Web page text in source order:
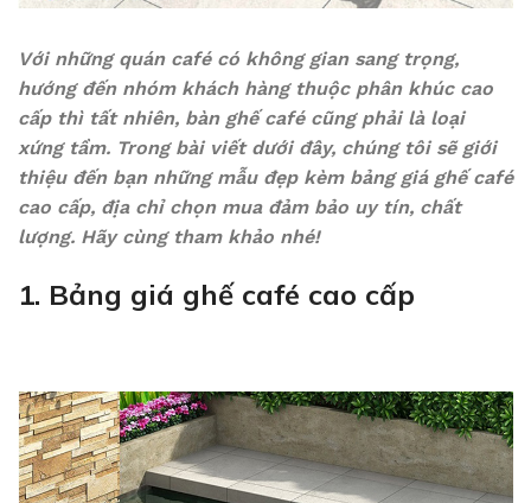
Với những quán café có không gian sang trọng,
hướng đến nhóm khách hàng thuộc phân khúc cao
cấp thì tất nhiên, bàn ghế café cũng phải là loại
xứng tầm. Trong bài viết dưới đây, chúng tôi sẽ giới
thiệu đến bạn những mẫu đẹp kèm bảng giá ghế café
cao cấp, địa chỉ chọn mua đảm bảo uy tín, chất
lượng. Hãy cùng tham khảo nhé!
1. Bảng giá ghế café cao cấp